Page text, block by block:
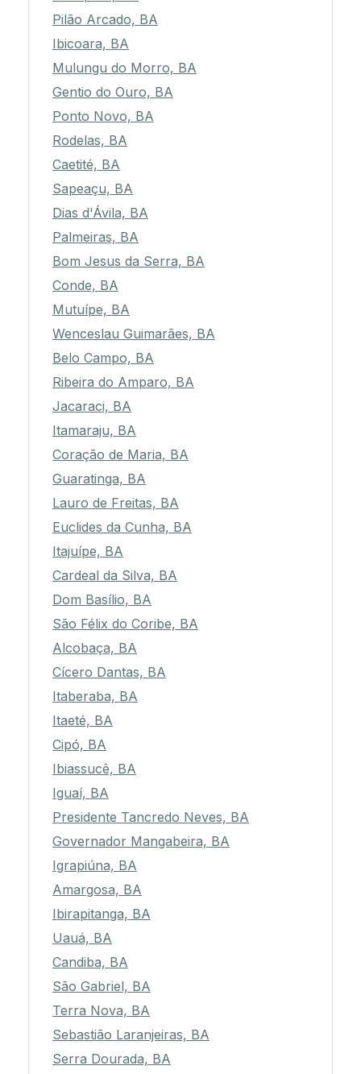
Pilão Arcado, BA
Ibicoara, BA
Mulungu do Morro, BA
Gentio do Ouro, BA
Ponto Novo, BA
Rodelas, BA
Caetité, BA
Sapeaçu, BA
Dias d'Ávila, BA
Palmeiras, BA
Bom Jesus da Serra, BA
Conde, BA
Mutuípe, BA
Wenceslau Guimarães, BA
Belo Campo, BA
Ribeira do Amparo, BA
Jacaraci, BA
Itamaraju, BA
Coração de Maria, BA
Guaratinga, BA
Lauro de Freitas, BA
Euclides da Cunha, BA
Itajuípe, BA
Cardeal da Silva, BA
Dom Basílio, BA
São Félix do Coribe, BA
Alcobaça, BA
Cícero Dantas, BA
Itaberaba, BA
Itaeté, BA
Cipó, BA
Ibiassucê, BA
Iguaí, BA
Presidente Tancredo Neves, BA
Governador Mangabeira, BA
Igrapiúna, BA
Amargosa, BA
Ibirapitanga, BA
Uauá, BA
Candiba, BA
São Gabriel, BA
Terra Nova, BA
Sebastião Laranjeiras, BA
Serra Dourada, BA